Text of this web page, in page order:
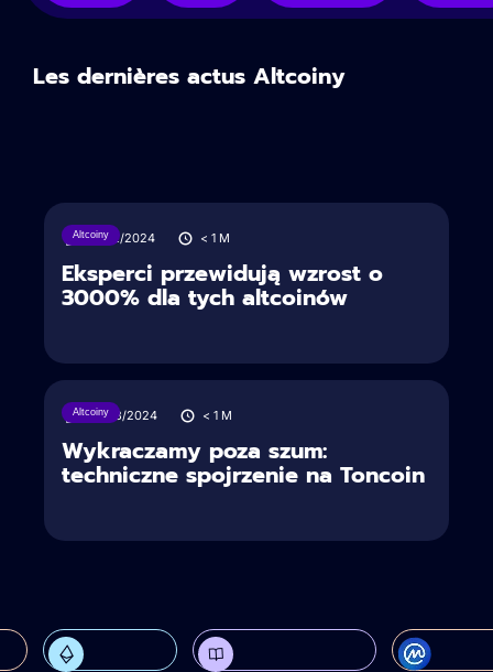
Les dernières actus Altcoiny
Altcoiny
23/12/2024 < 1 M
Eksperci przewidują wzrost o
3000% dla tych altcoinów
Altcoiny
27/08/2024 < 1 M
Wykraczamy poza szum:
techniczne spojrzenie na Toncoin